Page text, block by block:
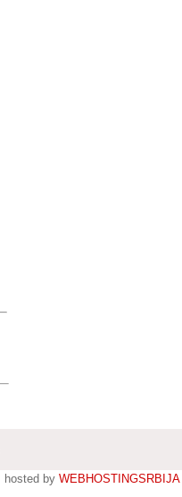
hosted by WEBHOSTINGSRBIJA